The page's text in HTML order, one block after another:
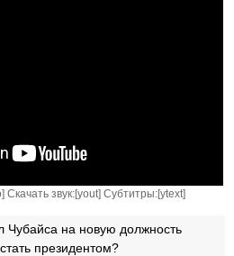
] Скачать звук:[yout] Субтитры:[ytext]
Чубайса на новую должность
президентом?